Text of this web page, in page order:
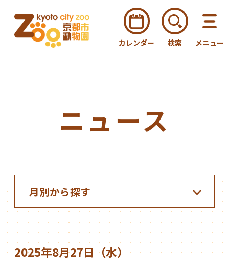
カレンダー 検索 メニュー
ニュース
2025年8月27日（水）